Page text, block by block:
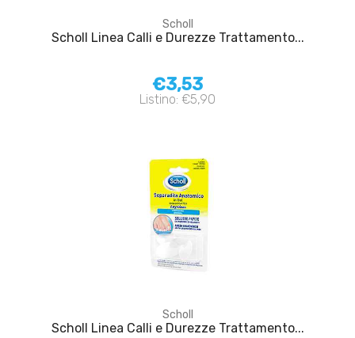
Scholl
Scholl Linea Calli e Durezze Trattamento...
€3,53
Listino: €5,90
Scholl
Scholl Linea Calli e Durezze Trattamento...